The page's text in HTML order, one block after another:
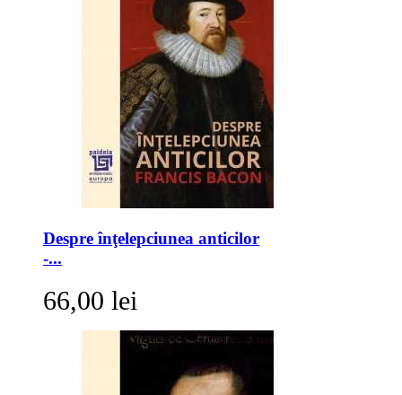
Despre înţelepciunea anticilor
-...
66,00 lei